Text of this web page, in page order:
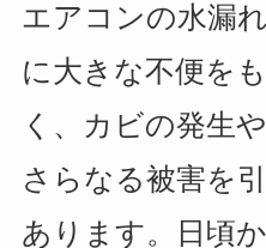
エアコンの水漏
に大きな不便を
く、カビの発生
さらなる被害を
あります。日頃